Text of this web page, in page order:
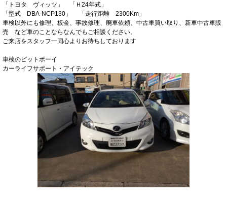
「トヨタ ヴィッツ」 「Ｈ24年式」
「型式 DBA-NCP130」 「走行距離 2300Km」
車検以外にも修理、板金、事故修理、廃車依頼、中古車買い取り、新車中古車販
売 など車のことならなんでもご相談ください。
ご来店をスタッフ一同心よりお待ちしております
車検のピットボーイ
カーライフサポート・アイテック